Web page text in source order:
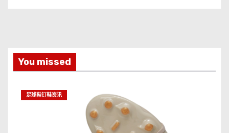
You missed
足球鞋钉鞋资讯